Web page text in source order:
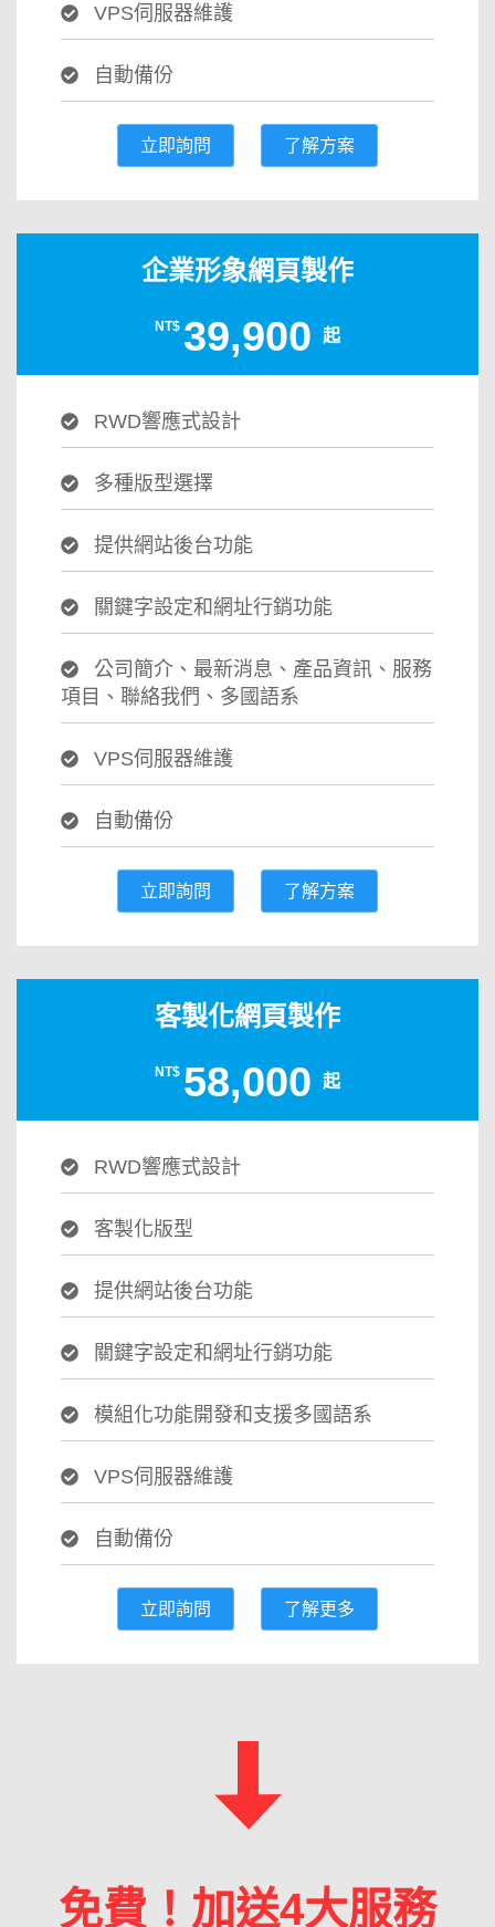
VPS伺服器維護
自動備份
立即詢問 了解方案
企業形象網頁製作
NT$ 39,900 起
RWD響應式設計
多種版型選擇
提供網站後台功能
關鍵字設定和網址行銷功能
公司簡介、最新消息、產品資訊、服務
項目、聯絡我們、多國語系
VPS伺服器維護
自動備份
立即詢問 了解方案
客製化網頁製作
NT$ 58,000 起
RWD響應式設計
客製化版型
提供網站後台功能
關鍵字設定和網址行銷功能
模組化功能開發和支援多國語系
VPS伺服器維護
自動備份
立即詢問 了解更多
免費！加送4大服務